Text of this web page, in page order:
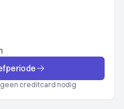
creditcard nodig